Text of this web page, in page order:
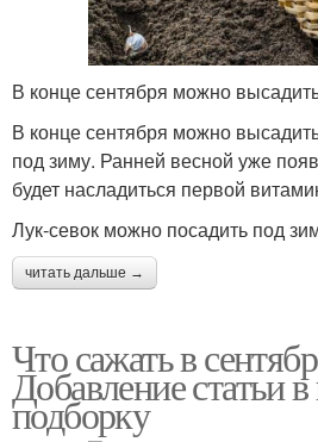
В конце сентября можно
В конце сентября можно
под зиму. Ранней весной уже
будет насладиться первой
Лук-севок можно посадить под
читать дальше →
Что сажать в
Добавление статьи
подборку